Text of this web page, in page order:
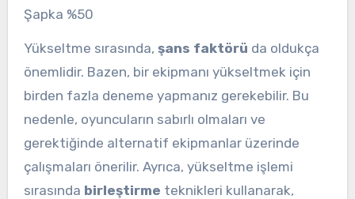
Şapka %50
Yükseltme sırasında, şans faktörü da oldukça
önemlidir. Bazen, bir ekipmanı yükseltmek için
birden fazla deneme yapmanız gerekebilir. Bu
nedenle, oyuncuların sabırlı olmaları ve
gerektiğinde alternatif ekipmanlar üzerinde
çalışmaları önerilir. Ayrıca, yükseltme işlemi
sırasında birleştirme teknikleri kullanarak,